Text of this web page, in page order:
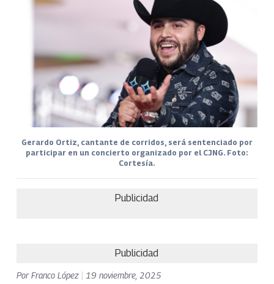
Gerardo Ortiz, cantante de corridos, será sentenciado por
participar en un concierto organizado por el CJNG. Foto:
Cortesía.
Publicidad
Publicidad
PorFranco López 19 noviembre, 2025